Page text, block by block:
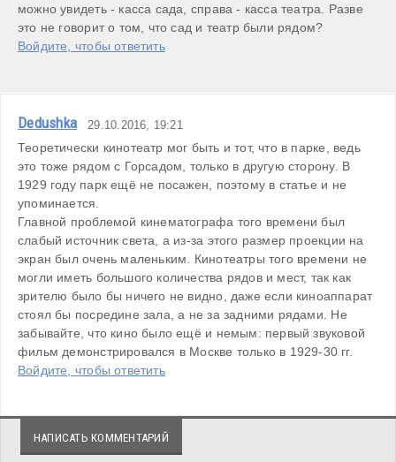
можно увидеть - касса сада, справа - касса театра. Разве
это не говорит о том, что сад и театр были рядом?
Войдите, чтобы ответить
Dedushka 29.10.2016, 19:21
Теоретически кинотеатр мог быть и тот, что в парке, ведь
это тоже рядом с Горсадом, только в другую сторону. В
1929 году парк ещё не посажен, поэтому в статье и не
упоминается.
Главной проблемой кинематографа того времени был
слабый источник света, а из-за этого размер проекции на
экран был очень маленьким. Кинотеатры того времени не
могли иметь большого количества рядов и мест, так как
зрителю было бы ничего не видно, даже если киноаппарат
стоял бы посредине зала, а не за задними рядами. Не
забывайте, что кино было ещё и немым: первый звуковой
фильм демонстрировался в Москве только в 1929-30 гг.
Войдите, чтобы ответить
НАПИСАТЬ КОММЕНТАРИЙ